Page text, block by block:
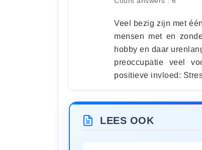
Veel bezig zijn met
mensen met en
hobby en daar
preoccupatie veel
positieve invloed:
LEES OOK